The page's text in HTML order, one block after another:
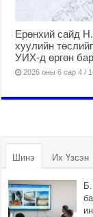
Ерөнхий сайд
хуулийн
УИХ-д өргөн
2026 оны 6 сар 4 /
Шинэ Их Үзсэн